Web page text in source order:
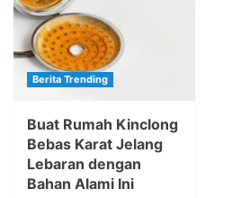
Berita Trending
Buat Rumah Kinclong
Bebas Karat Jelang
Lebaran dengan
Bahan Alami Ini